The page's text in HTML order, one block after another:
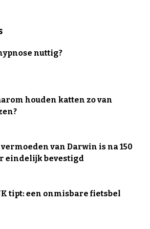
nuttig?
houden katten zo van
van Darwin is na 150
eindelijk bevestigd
tipt: een onmisbare fietsbel